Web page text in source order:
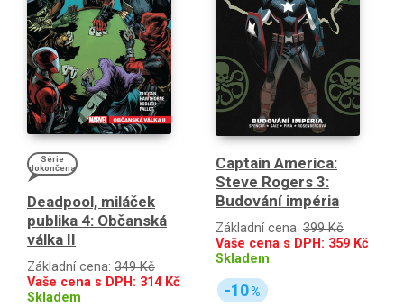
Série
dokončena
Deadpool, miláček
publika 4: Občanská
válka II
Základní cena: 349 Kč
Vaše cena s DPH: 314Kč
Skladem
Captain America:
Steve Rogers 3:
Budování impéria
Základní cena: 399 Kč
Vaše cena s DPH: 359 Kč
Skladem
-10%